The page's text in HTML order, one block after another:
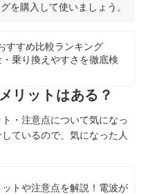
を購入して使いましょう。
すすめ比較ランキング
乗り換えやすさを徹底検
リットはある？
・注意点について気になっ
ているので、気になった人
トや注意点を解説！電波が